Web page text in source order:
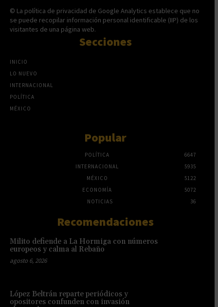
© La política de privacidad de Google Analytics establece que no
se puede recopilar información personal identificable (IIP) de los
visitantes de una página web.
Secciones
INICIO
LO NUEVO
INTERNACIONAL
POLÍTICA
MÉXICO
Popular
POLÍTICA
6647
INTERNACIONAL
5935
MÉXICO
5122
ECONOMÍA
5072
NOTICIAS
36
Recomendaciones
Milito defiende a La Hormiga con números
europeos y calma al Rebaño
agosto 6, 2026
López Beltrán reparte periódicos y
opositores confunden con invasión